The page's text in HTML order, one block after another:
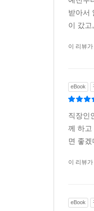
받아서
이 갔
이 리뷰
eBook
직장인
께 하고
면 좋
이 리뷰
eBook